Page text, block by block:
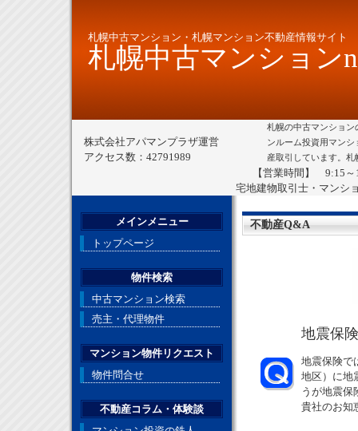
札幌中古マンション・札幌マンション不動産情報サイト
札幌中古マンション
株式会社アパマンプラザ運営
アクセス数：42791989
札幌の中古マンショ
ンルーム投資用マン
産取引しています。
【営業時間】 9:15
宅地建物取引士・マンシ
不動産Q&A
地震保
地震保険で
地区）に地
うが地震保
貴社のお知
メインメニュー
トップページ
物件検索
中古マンション検索
売主・代理物件
マンション物件リクエスト
物件問合せ
不動産コラム・体験談